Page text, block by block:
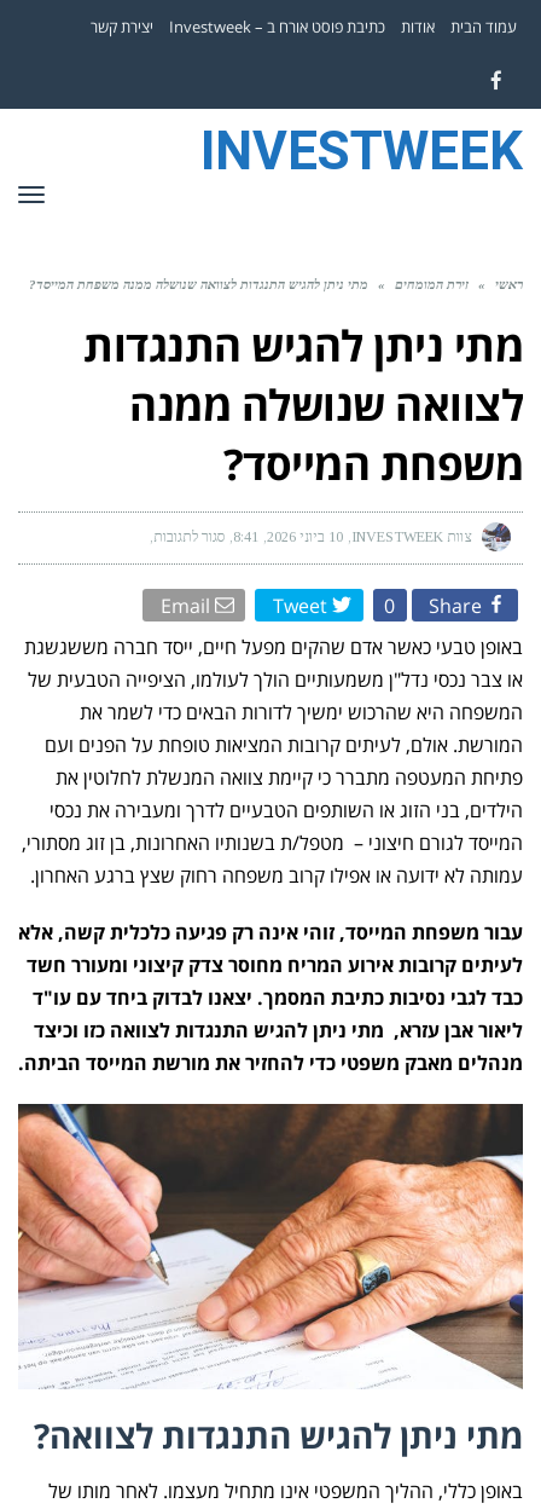
עמוד הבית אודות כתיבת פוסט אורח ב – Investweek יצירת קשר
Facebook
INVESTWEEK
ראשי » זירת המומחים » מתי ניתן להגיש התנגדות לצוואה שנושלה ממנה משפחת המייסד?
מתי ניתן להגיש התנגדות
לצוואה שנושלה ממנה
משפחת המייסד?
צוות INVESTWEEK 10 ביוני 2026 8:41 סגור לתגובותעל
ניתן
התנגדות
שנושלה
ממנה
משפחת
Share
0
Tweet
Email
באופן טבעי כאשר אדם שהקים מפעל חיים, ייסד חברה מששגשגת
או צבר נכסי נדל"ן משמעותיים הולך לעולמו, הציפייה הטבעית של
המשפחה היא שהרכוש ימשיך לדורות הבאים כדי לשמר את
המורשת. אולם, לעיתים קרובות המציאות טופחת על הפנים ועם
פתיחת המעטפה מתברר כי קיימת צוואה המנשלת לחלוטין את
הילדים, בני הזוג או השותפים הטבעיים לדרך ומעבירה את נכסי
המייסד לגורם חיצוני – מטפל/ת בשנותיו האחרונות, בן זוג מסתורי,
עמותה לא ידועה או אפילו קרוב משפחה רחוק שצץ ברגע האחרון.
עבור משפחת המייסד, זוהי אינה רק פגיעה כלכלית קשה, אלא
לעיתים קרובות אירוע המריח מחוסר צדק קיצוני ומעורר חשד
כבד לגבי נסיבות כתיבת המסמך. יצאנו לבדוק ביחד עם עו"ד
ליאור אבן עזרא, מתי ניתן להגיש התנגדות לצוואה כזו וכיצד
מנהלים מאבק משפטי כדי להחזיר את מורשת המייסד הביתה.
מתי ניתן להגיש התנגדות לצוואה?
באופן כללי, ההליך המשפטי אינו מתחיל מעצמו. לאחר מותו של